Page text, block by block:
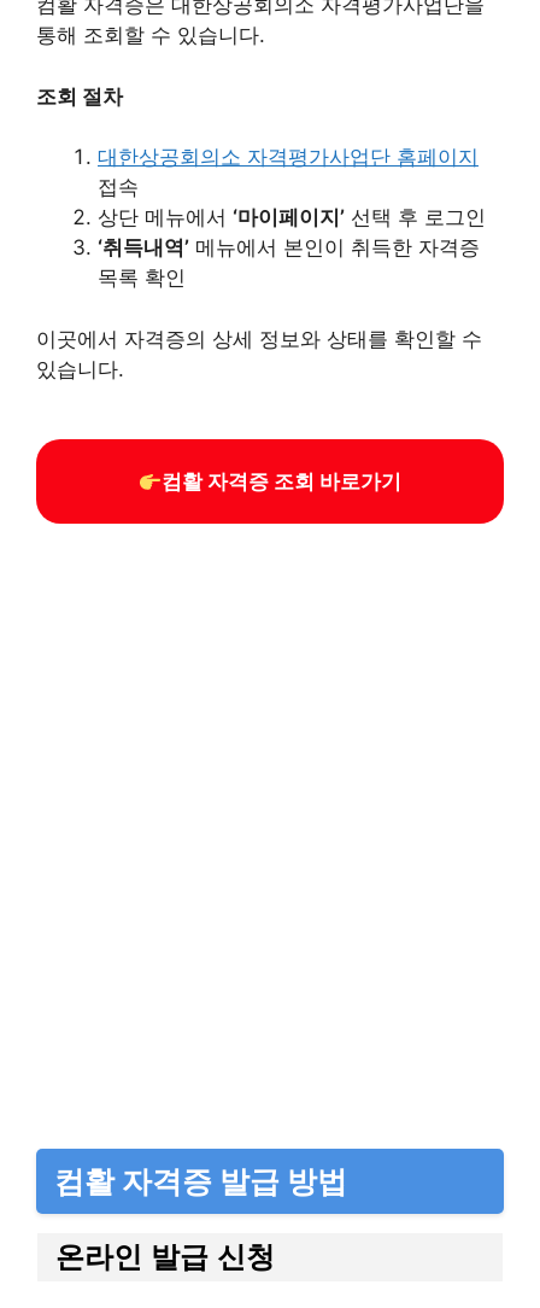
컴활 자격증은 대한상공회의소 자격평가사업단을
통해 조회할 수 있습니다.​
조회 절차
대한상공회의소 자격평가사업단 홈페이지
접속​
상단 메뉴에서 ‘마이페이지’ 선택 후 로그인​
‘취득내역’ 메뉴에서 본인이 취득한 자격증
목록 확인​
이곳에서 자격증의 상세 정보와 상태를 확인할 수
있습니다.
컴활 자격증 조회 바로가기
컴활 자격증 발급 방법
온라인 발급 신청